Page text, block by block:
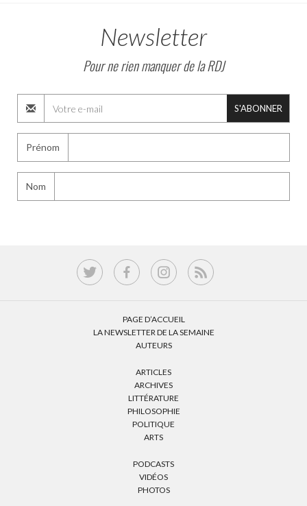
Newsletter
Pour ne rien manquer de la RDJ
S'ABONNER
Prénom
Nom
PAGE D’ACCUEIL
LA NEWSLETTER DE LA SEMAINE
AUTEURS
ARTICLES
ARCHIVES
LITTÉRATURE
PHILOSOPHIE
POLITIQUE
ARTS
PODCASTS
VIDÉOS
PHOTOS